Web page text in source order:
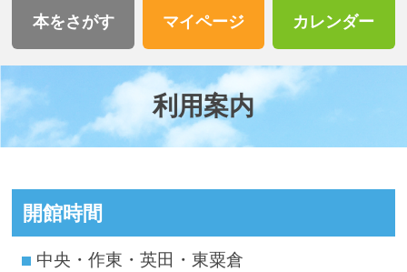
本をさがす マイページ カレンダー
利用案内
開館時間
中央・作東・英田・東粟倉